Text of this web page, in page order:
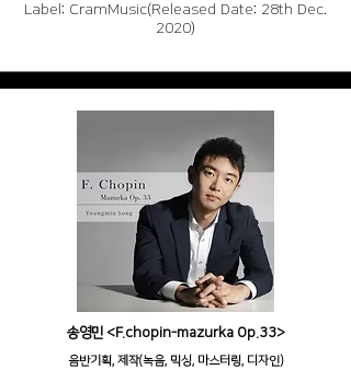
Label: CramMusic(Released Date: 28th Dec.
2020)
송영민 <F.chopin-mazurka Op.33>
음반기획, 제작(녹음, 믹싱, 마스터링, 디자인)